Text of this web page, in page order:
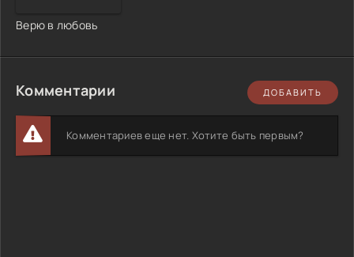
Верю в любовь
Комментарии ДОБАВИТЬ
Комментариев еще нет. Хотите быть первым?